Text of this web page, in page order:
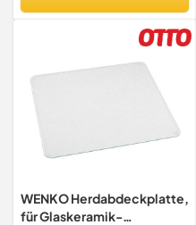
WENKO Herdabdeckplatte,
für Glaskeramik-